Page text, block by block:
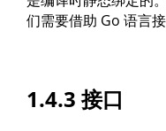
们需要借助 Go 语言接
1.4.3 接口